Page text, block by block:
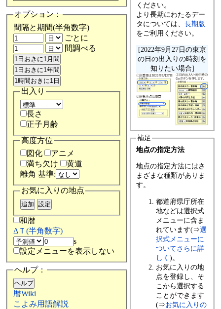
オプション：
間隔と期間(半角数字)
ごとに
間調べる
出入り
長さ
正子月齢
高度方位
図化
アニメ
満ち欠け
黄道
離角 基準:
お気に入りの地点
和暦
ΔＴ(半角数字)
s
設定メニューを表示しない
ヘルプ：
暦Wiki
こよみ用語解説
ください。
より長期にわたるデー
タについては、 長期版
をご利用ください。
[2022年9月27日の東京
の日の出入りの時刻を
知りたい場合]
補足
地点の指定方法
地点の指定方法にはさ
まざまな種類がありま
す。
都道府県庁所在
地などは選択式
メニューに含ま
れています(⇒選
択式メニューに
ついてさらに詳
しく )。
お気に入りの地
点を登録し、そ
こから選択する
ことができます
(⇒お気に入りの